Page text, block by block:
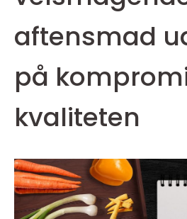
aftensmad
på
kvaliteten